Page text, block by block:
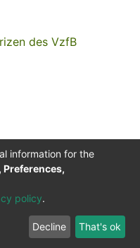
des VzfB
Impaired
Privacy
policy
Feedback
information for the
policy.
Decline That's ok